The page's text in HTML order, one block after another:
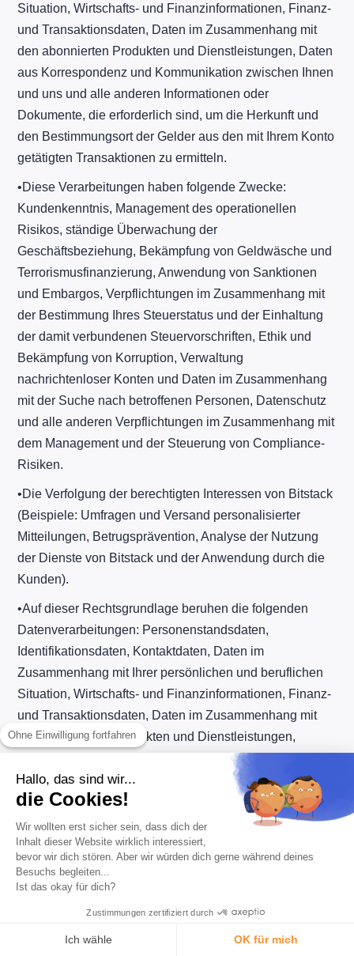
Ohne Einwilligung fortfahren
Hallo, das sind wir...
die Cookies!
Wir wollten erst sicher sein, dass dich der
Inhalt dieser Website wirklich interessiert,
bevor wir dich stören. Aber wir würden dich gerne während deines
Besuchs begleiten...
Ist das okay für dich?
Zustimmungen zertifiziert durch
Ich wähle OK für mich
Situation, Wirtschafts- und Finanzinformationen, Finanz-
und Transaktionsdaten, Daten im Zusammenhang mit
den abonnierten Produkten und Dienstleistungen, Daten
aus Korrespondenz und Kommunikation zwischen Ihnen
und uns und alle anderen Informationen oder
Dokumente, die erforderlich sind, um die Herkunft und
den Bestimmungsort der Gelder aus den mit Ihrem Konto
getätigten Transaktionen zu ermitteln.
​•​Diese Verarbeitungen haben folgende Zwecke:
Kundenkenntnis, Management des operationellen
Risikos, ständige Überwachung der
Geschäftsbeziehung, Bekämpfung von Geldwäsche und
Terrorismusfinanzierung, Anwendung von Sanktionen
und Embargos, Verpflichtungen im Zusammenhang mit
der Bestimmung Ihres Steuerstatus und der Einhaltung
der damit verbundenen Steuervorschriften, Ethik und
Bekämpfung von Korruption, Verwaltung
nachrichtenloser Konten und Daten im Zusammenhang
mit der Suche nach betroffenen Personen, Datenschutz
und alle anderen Verpflichtungen im Zusammenhang mit
dem Management und der Steuerung von Compliance-
Risiken.
​•​Die Verfolgung der berechtigten Interessen von Bitstack
(Beispiele: Umfragen und Versand personalisierter
Mitteilungen, Betrugsprävention, Analyse der Nutzung
der Dienste von Bitstack und der Anwendung durch die
Kunden).
​•​Auf dieser Rechtsgrundlage beruhen die folgenden
Datenverarbeitungen: Personenstandsdaten,
Identifikationsdaten, Kontaktdaten, Daten im
Zusammenhang mit Ihrer persönlichen und beruflichen
Situation, Wirtschafts- und Finanzinformationen, Finanz-
und Transaktionsdaten, Daten im Zusammenhang mit
den abonnierten Produkten und Dienstleistungen,
Verbindungsdaten im Zusammenhang mit der Nutzung
unserer Dienste, Cookies, Daten aus Korrespondenz
und Kommunikation zwischen Ihnen und uns und
Geolokalisierungsdaten.
​•​Diese Verarbeitungen dienen folgenden Zwecken:
Betrugsprävention, Verhinderung von
Zahlungsausfällen, Beitreibung und Verwaltung von
Rechtsstreitigkeiten (außergerichtliche und gerichtliche
Rechtsstreitigkeiten), Verwaltung von Beschwerden,